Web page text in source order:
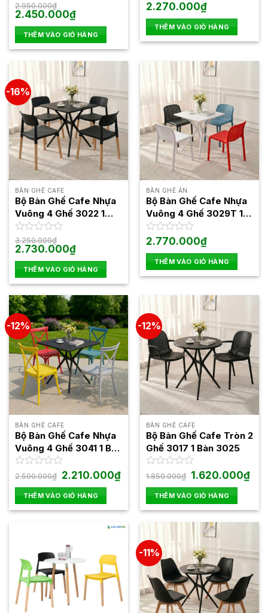
Được
xếp
hạng
0
5
sao
2.950.000₫
Giá
gốc
là:
2.950.000₫.
2.450.000₫Giá
hiện
tại
là:
2.450.000₫.
THÊM VÀO GIỎ HÀNG
Được
hạng
0
5
2.270.000₫
THÊM VÀO GIỎ HÀNG
-16%
BÀN GHẾ CAFE
Bộ Bàn Ghế Cafe Nhựa
Vuông 4 Ghế 3022 1
Bàn 3024
Được
xếp
hạng
0
5
sao
3.250.000₫
Giá
gốc
là:
3.250.000₫.
2.730.000₫Giá
hiện
tại
là:
2.730.000₫.
THÊM VÀO GIỎ HÀNG
BÀN GHẾ ĂN
Bộ Bàn Ghế Cafe Nhựa
Vuông 4 Ghế 3029T 1
Bàn 3025
Được
hạng
0
5
2.770.000₫
THÊM VÀO GIỎ HÀNG
-12%
BÀN GHẾ CAFE
Bộ Bàn Ghế Cafe Nhựa
Vuông 4 Ghế 3041 1 Bàn
3024
Được
hạng
0
5
2.500.000₫ Giá
gốc
là:
2.500.000₫.
2.210.000₫Giá
hiện
2.210.000₫.
THÊM VÀO GIỎ HÀNG
-12%
BÀN GHẾ CAFE
Bộ Bàn Ghế Cafe Tròn 2
Ghế 3017 1 Bàn 3025
Được
hạng
0
5
sao
1.850.000₫ Giá
gốc
là:
1.850.000₫.
1.620.000₫Giá
hiện
THÊM VÀO GIỎ HÀNG
-11%